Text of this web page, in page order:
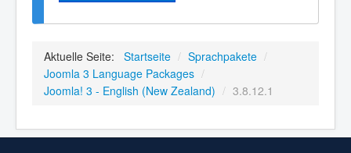
Aktuelle Seite: Startseite / Sprachpakete /
Joomla 3 Language Packages /
Joomla! 3 - English (New Zealand) / 3.8.12.1